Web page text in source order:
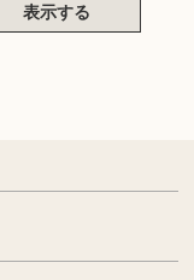
表示する